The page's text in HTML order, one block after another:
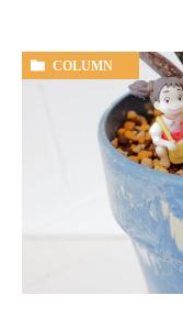
COLUMN